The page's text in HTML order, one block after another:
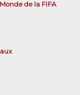
de la FIFA